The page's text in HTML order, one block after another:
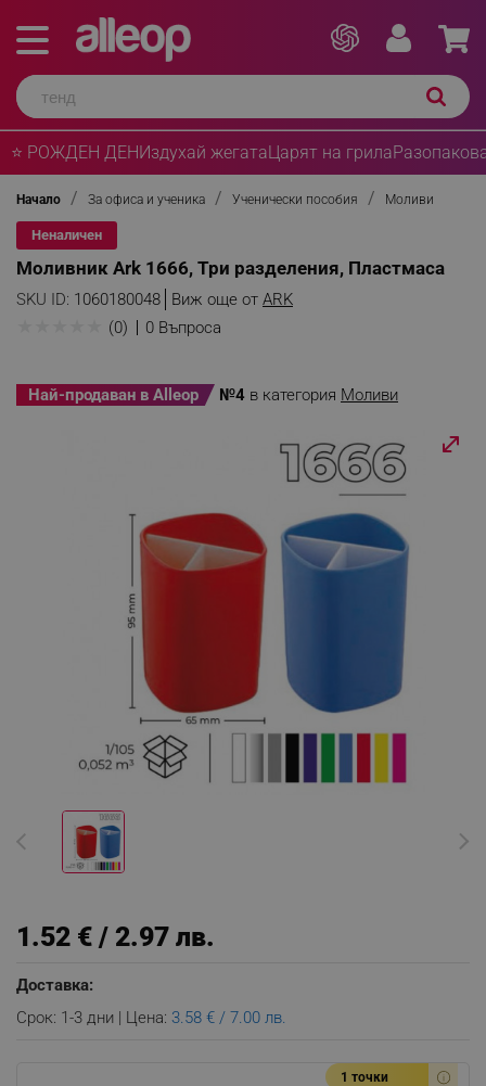
⭐ РОЖДЕН ДЕНИздухай жегатаЦарят на грила
Начало За офиса и ученика Ученически пособия Моливи
Неналичен
Моливник Ark 1666, Три разделения, Пластмаса
SKU ID: 1060180048 Виж още от ARK
(0) 0 Въпроса
Най-продаван в Alleop №4 в категория Моливи
1.52 € / 2.97 лв.
Доставка:
Срок: 1-3 дни | Цена: 3.58 € / 7.00 лв.
1 точки